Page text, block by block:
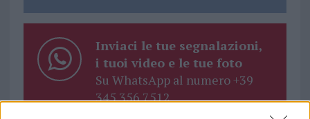
Inviaci le tue segnalazioni,
i tuoi video e le tue foto
Su WhatsApp al numero +39
345 356 7512